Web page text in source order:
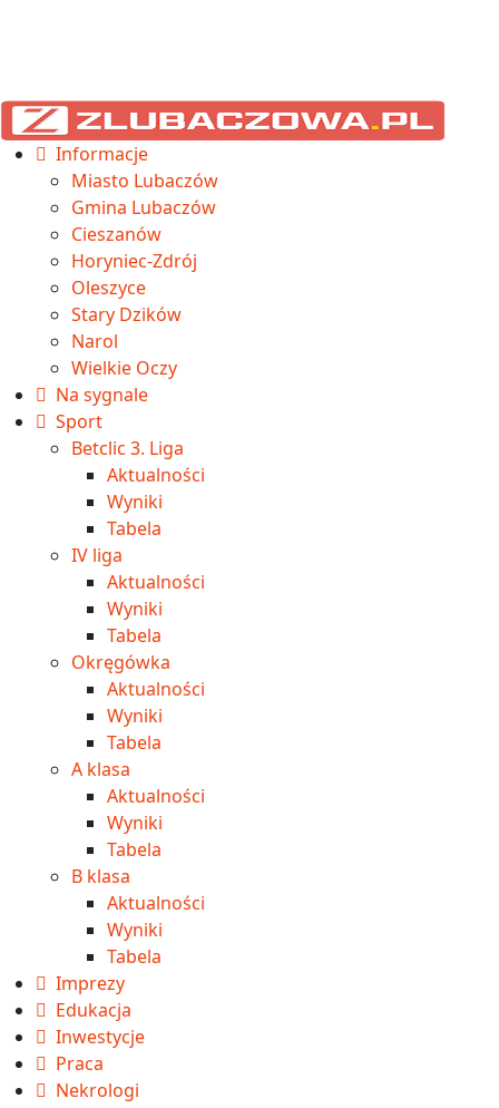
Informacje
Miasto Lubaczów
Gmina Lubaczów
Cieszanów
Horyniec-Zdrój
Oleszyce
Stary Dzików
Narol
Wielkie Oczy
Na sygnale
Sport
Betclic 3. Liga
Aktualności
Wyniki
Tabela
IV liga
Aktualności
Wyniki
Tabela
Okręgówka
Aktualności
Wyniki
Tabela
A klasa
Aktualności
Wyniki
Tabela
B klasa
Aktualności
Wyniki
Tabela
Imprezy
Edukacja
Inwestycje
Praca
Nekrologi